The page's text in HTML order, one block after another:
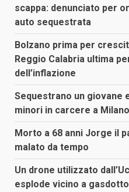
scappa: denunciato per
auto sequestrata
Bolzano prima per
Reggio Calabria ultima
dell’inflazione
Sequestrano un giovane
minori in carcere a Milano
Morto a 68 anni Jorge il
malato da tempo
Un drone utilizzato
esplode vicino a gasdotto